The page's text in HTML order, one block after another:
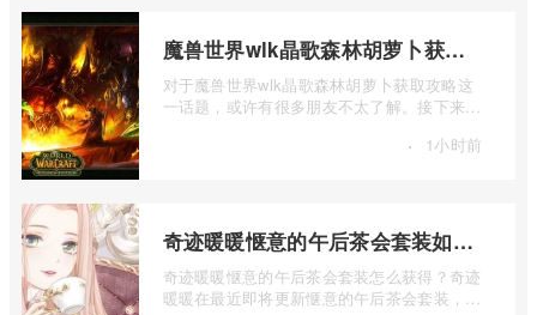
魔兽世界wlk晶歌森林胡萝卜获取攻略
对于魔兽世界wlk晶歌森林胡萝卜获取攻略这
一话题，或许有很多朋友不太了解。接下来让
· 1小时前
奇迹暖暖惬意的午后茶会套装如何获得
奇迹暖暖惬意的午后茶会套装怎么获得？奇迹
暖暖在最近即将更新惬意的午后茶会套装，那